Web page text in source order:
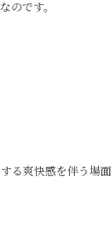
のです。
る爽快感を伴う場面